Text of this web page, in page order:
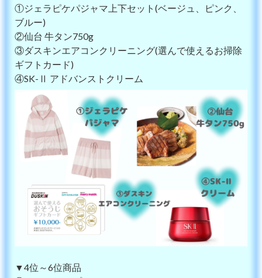
①ジェラピケパジャマ上下セット(ベージュ、ピンク、
ブルー)
②仙台 牛タン750g
③ダスキンエアコンクリーニング(選んで使えるお掃除
ギフトカード)
④SK-Ⅱ アドバンストクリーム
▼4位～6位商品